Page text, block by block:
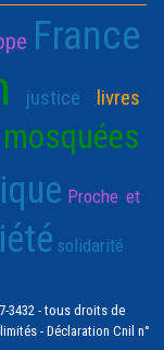
France
justice livres
mosquées
Proche et
solidarité
3432 - tous droits de
- Déclaration Cnil n°